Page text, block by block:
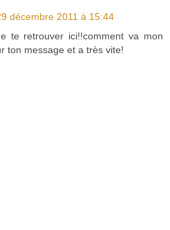
décembre 2011 à 15:44
te retrouver ici!!comment va mon
ton message et a très vite!